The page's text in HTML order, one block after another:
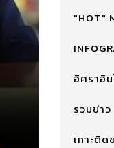
"HOT"
อิศราอิ
รวมข่าว
เกาะติ